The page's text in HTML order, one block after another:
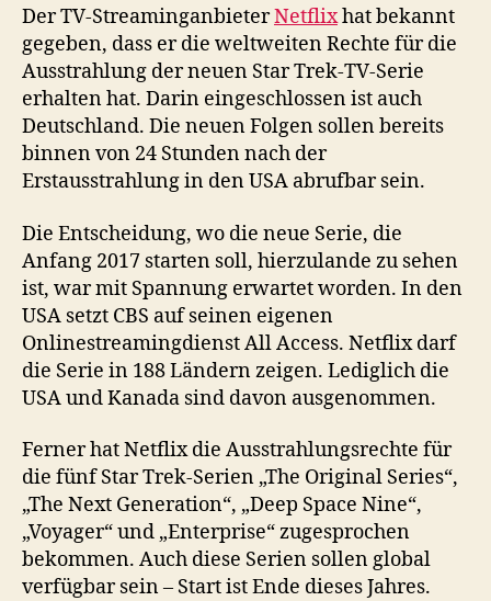
Netflix
Der TV-StreaminganbieterNetflixhat bekannt
gegeben, dass er die weltweiten Rechte für die
Ausstrahlung der neuen Star Trek-TV-Serie
erhalten hat. Darin eingeschlossen ist auch
Deutschland. Die neuen Folgen sollen bereits
binnen von 24 Stunden nach der
Erstausstrahlung in den USA abrufbar sein.
Die Entscheidung, wo die neue Serie, die
Anfang 2017 starten soll, hierzulande zu sehen
ist, war mit Spannung erwartet worden. In den
USA setzt CBS auf seinen eigenen
Onlinestreamingdienst All Access. Netflix darf
die Serie in 188 Ländern zeigen. Lediglich die
USA und Kanada sind davon ausgenommen.
Ferner hat Netflix die Ausstrahlungsrechte für
die fünf Star Trek-Serien „The Original Series“,
„The Next Generation“, „Deep Space Nine“,
„Voyager“ und „Enterprise“ zugesprochen
bekommen. Auch diese Serien sollen global
verfügbar sein – Start ist Ende dieses Jahres.